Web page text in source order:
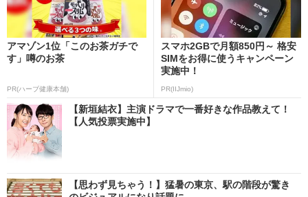
アマゾン1位「このお茶ガチで
す」噂のお茶
PR(ハーブ健康本舗)
スマホ2GBで月額850円～ 格安
SIMをお得に使うキャンペーン
実施中！
PR(IIJmio)
【新垣結衣】主演ドラマで一番好きな作品教えて！
【人気投票実施中】
【思わず見ちゃう！】猛暑の東京、駅の階段が驚き